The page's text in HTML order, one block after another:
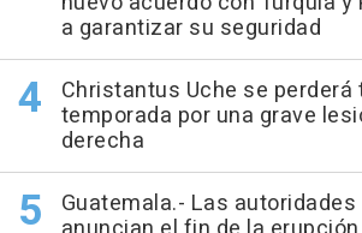
a garantizar su seguridad
Christantus Uche se perderá
temporada por una grave
derecha
Guatemala.- Las